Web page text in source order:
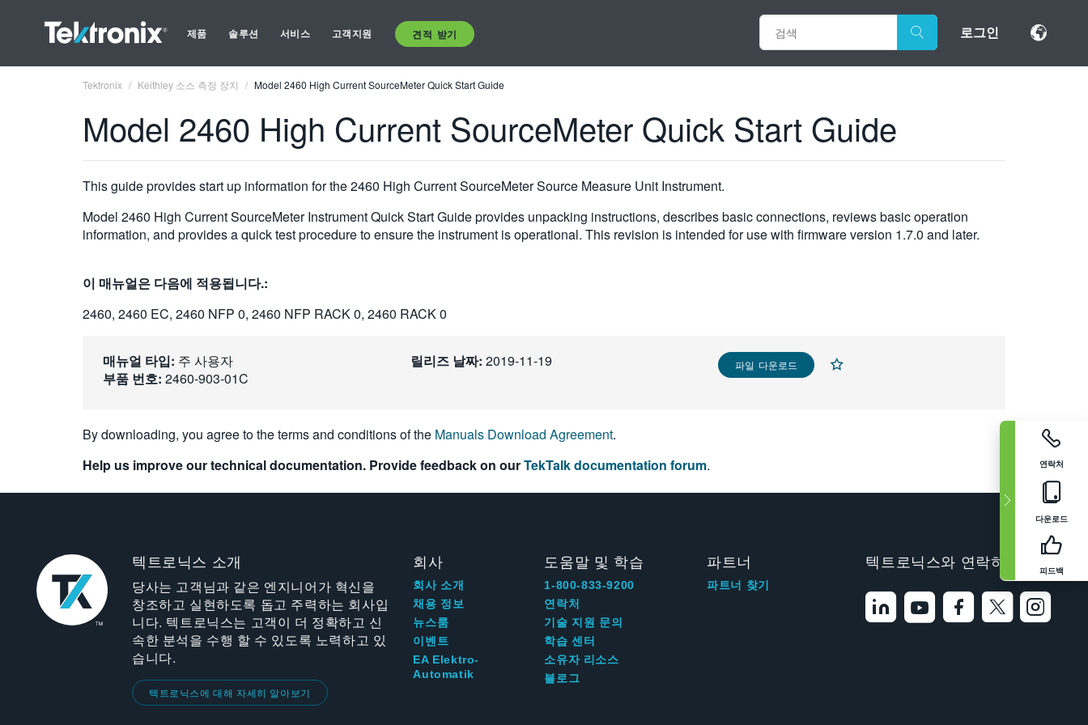
제품 솔루션 서비스 고객지원 견적 받기 로그인
연락처
다운로드
피드백
Tektronix Keithley 소스 측정 장치 Model 2460 High Current SourceMeter Quick Start Guide
Model 2460 High Current SourceMeter Quick Start Guide
This guide provides start up information for the 2460 High Current SourceMeter Source Measure Unit Instrument.
Model 2460 High Current SourceMeter Instrument Quick Start Guide provides unpacking instructions, describes basic connections, reviews basic operation
information, and provides a quick test procedure to ensure the instrument is operational. This revision is intended for use with firmware version 1.7.0 and later.
이 매뉴얼은 다음에 적용됩니다.:
2460, 2460 EC, 2460 NFP 0, 2460 NFP RACK 0, 2460 RACK 0
매뉴얼 타입: 주 사용자
부품 번호: 2460-903-01C
릴리즈 날짜: 2019-11-19 파일 다운로드
By downloading, you agree to the terms and conditions of the Manuals Download Agreement.
Help us improve our technical documentation. Provide feedback on ourTekTalk documentation forum.
텍트로닉스 소개
당사는 고객님과 같은 엔지니어가 혁신을
창조하고 실현하도록 돕고 주력하는 회사입
니다. 텍트로닉스는 고객이 더 정확하고 신
속한 분석을 수행 할 수 있도록 노력하고 있
습니다.
텍트로닉스에 대해 자세히 알아보기
회사
회사 소개
채용 정보
뉴스룸
이벤트
EA Elektro-
Automatik
도움말 및 학습
1-800-833-9200
연락처
기술 지원 문의
학습 센터
소유자 리소스
블로그
파트너
파트너 찾기
텍트로닉스와 연락하기